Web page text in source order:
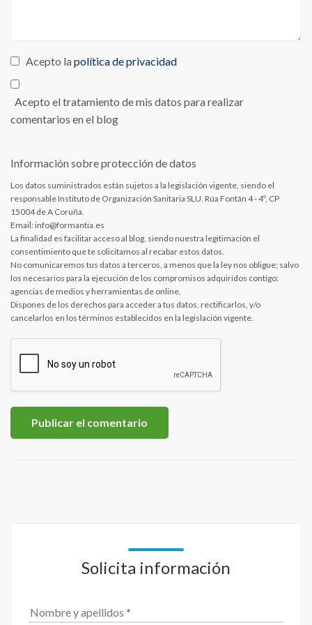
Acepto la política de privacidad
Acepto el tratamiento de mis datos para realizar
comentarios en el blog
Información sobre protección de datos
Los datos suministrados están sujetos a la legislación vigente, siendo el
responsable Instituto de Organización Sanitaria SLU. Rúa Fontán 4 - 4º, CP
15004 de A Coruña.
Email: info@formantia.es
La finalidad es facilitar acceso al blog, siendo nuestra legitimación el
consentimiento que te solicitamos al recabar estos datos.
No comunicaremos tus datos a terceros, a menos que la ley nos obligue; salvo
los necesarios para la ejecución de los compromisos adquiridos contigo:
agencias de medios y herramientas de online.
Dispones de los derechos para acceder a tus datos, rectificarlos, y/o
cancelarlos en los términos establecidos en la legislación vigente.
Solicita información